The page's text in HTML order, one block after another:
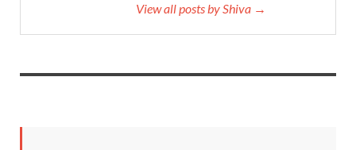
View all posts by Shiva →